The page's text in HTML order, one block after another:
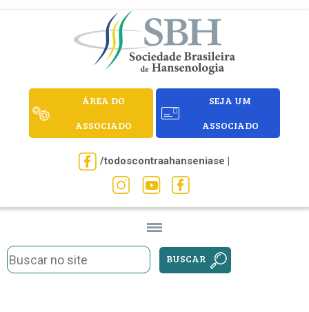
ÁREA DO
ASSOCIADO
SEJA UM
ASSOCIADO
/todoscontraahanseniase |
BUSCAR